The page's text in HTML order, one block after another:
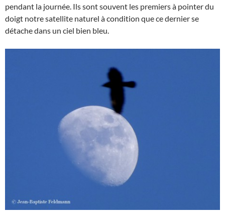
pendant la journée. Ils sont souvent les premiers à pointer du
doigt notre satellite naturel à condition que ce dernier se
détache dans un ciel bien bleu.